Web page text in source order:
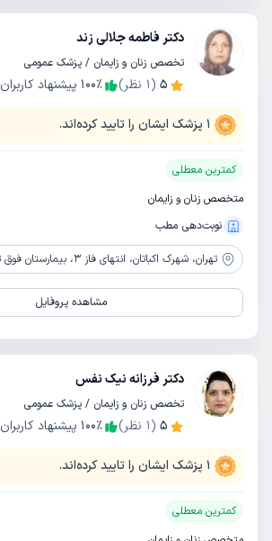
دکتر فاطمه جلالی زند
تخصص زنان و زایمان / پزشک عمومی
5
(
1 نظر) 100٪ پیشنهاد کاربران
1 پزشک ایشان را تایید کرده‌اند.
کمترین معطلی
متخصص زنان و زایمان
نوبت‌دهی مطب
تهران، شهرک اکباتان، انتهای فاز 3، بیمارستان فوق تخصصی صارم
مشاهده پروفایل
دکتر فرزانه نیک نفس
تخصص زنان و زایمان / پزشک عمومی
5
(
1 نظر) 100٪ پیشنهاد کاربران
1 پزشک ایشان را تایید کرده‌اند.
کمترین معطلی